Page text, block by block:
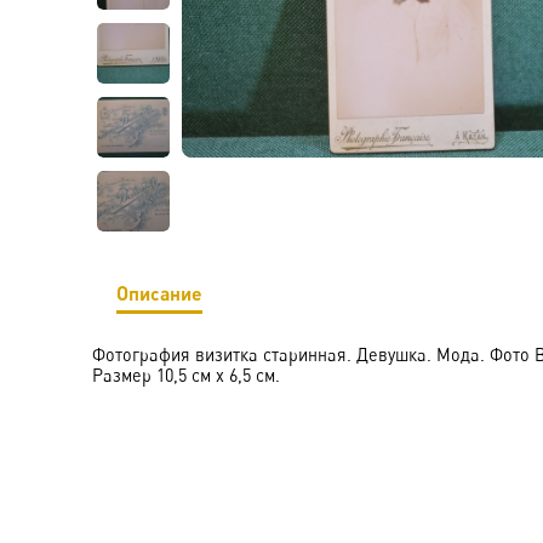
Описание
Фотография визитка старинная. Девушка. Мода. Фото
Размер 10,5 см х 6,5 см.